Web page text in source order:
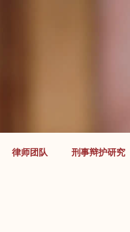
律师团队 刑事辩护研究